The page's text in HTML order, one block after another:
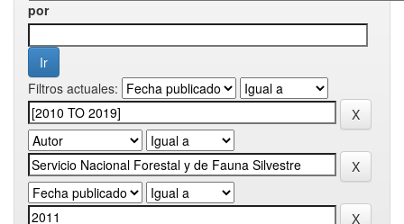
por
Filtros actuales: